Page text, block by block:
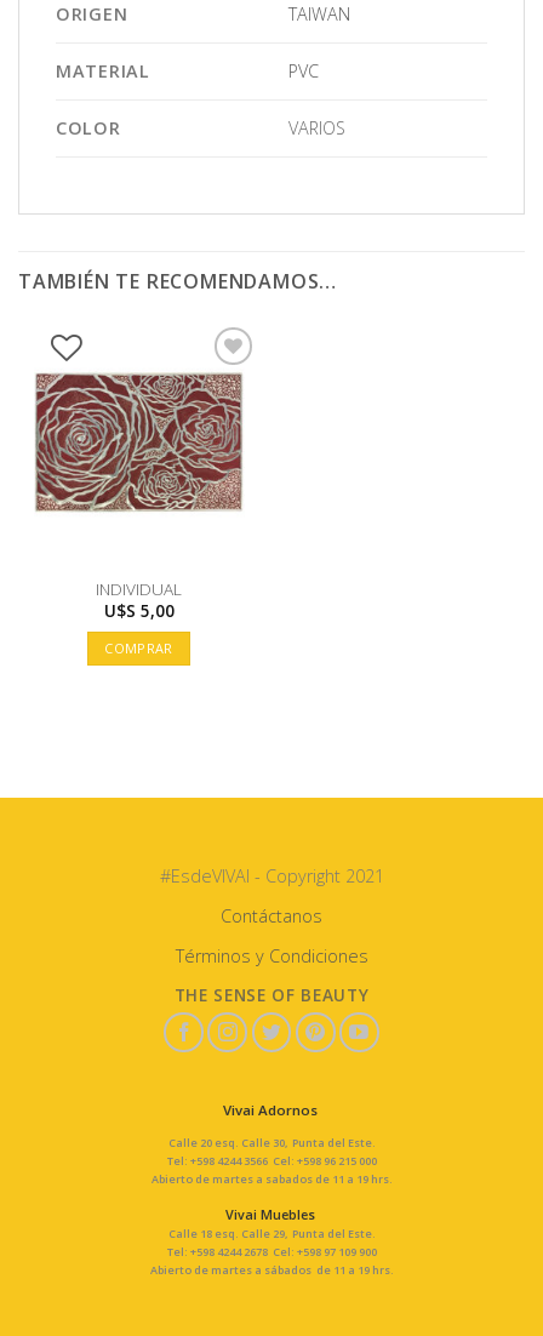
ORIGEN TAIWAN
MATERIAL PVC
COLOR VARIOS
TAMBIÉN TE RECOMENDAMOS…
INDIVIDUAL
U$S 5,00
COMPRAR
#EsdeVIVAI - Copyright 2021
Contáctanos
Términos y Condiciones
THE SENSE OF BEAUTY
Vivai Adornos
Calle 20 esq. Calle 30, Punta del Este.
Tel: +598 4244 3566 Cel: +598 96 215 000
Abierto de martes a sabados de 11 a 19 hrs.
Vivai Muebles
Calle 18 esq. Calle 29, Punta del Este.
Tel: +598 4244 2678 Cel: +598 97 109 900
Abierto de martes a sábados de 11 a 19 hrs.